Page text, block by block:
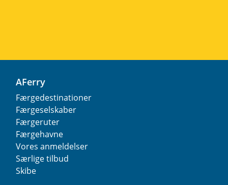
AFerry
Færgedestinationer
Færgeselskaber
Færgeruter
Færgehavne
Vores anmeldelser
Særlige tilbud
Skibe